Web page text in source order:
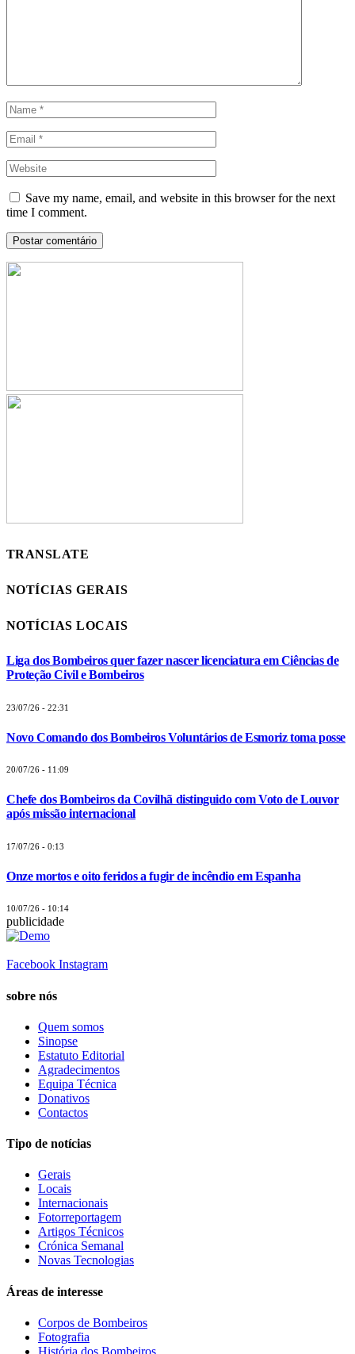
Save my name, email, and website in this browser for the next
time I comment.
TRANSLATE
NOTÍCIAS GERAIS
NOTÍCIAS LOCAIS
Liga dos Bombeiros quer fazer nascer licenciatura em Ciências de
Proteção Civil e Bombeiros
23/07/26 - 22:31
Novo Comando dos Bombeiros Voluntários de Esmoriz toma posse
20/07/26 - 11:09
Chefe dos Bombeiros da Covilhã distinguido com Voto de Louvor
após missão internacional
17/07/26 - 0:13
Onze mortos e oito feridos a fugir de incêndio em Espanha
10/07/26 - 10:14
publicidade
Facebook Instagram
sobre nós
Quem somos
Sinopse
Estatuto Editorial
Agradecimentos
Equipa Técnica
Donativos
Contactos
Tipo de notícias
Gerais
Locais
Internacionais
Fotorreportagem
Artigos Técnicos
Crónica Semanal
Novas Tecnologias
Áreas de interesse
Corpos de Bombeiros
Fotografia
História dos Bombeiros